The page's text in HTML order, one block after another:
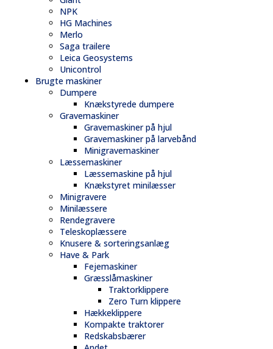
NPK
HG Machines
Merlo
Saga trailere
Leica Geosystems
Unicontrol
Brugte maskiner
Dumpere
Knækstyrede dumpere
Gravemaskiner
Gravemaskiner på hjul
Gravemaskiner på larvebånd
Minigravemaskiner
Læssemaskiner
Læssemaskine på hjul
Knækstyret minilæsser
Minigravere
Minilæssere
Rendegravere
Teleskoplæssere
Knusere & sorteringsanlæg
Have & Park
Fejemaskiner
Græsslåmaskiner
Traktorklippere
Zero Turn klippere
Hækkeklippere
Kompakte traktorer
Redskabsbærer